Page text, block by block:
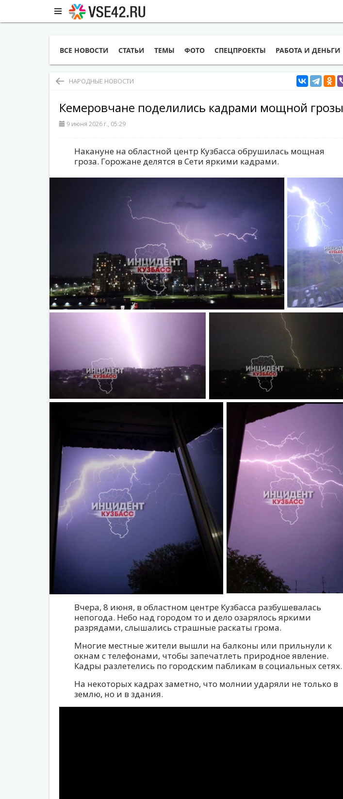
ВСЕ НОВОСТИ СТАТЬИ ТЕМЫ ФОТО СПЕЦПРОЕКТЫ РАБОТА И ДЕНЬГИ
НАРОДНЫЕ НОВОСТИ
Кемеровчане поделились кадрами мощной грозы
9 июня 2026 г., 05:29
Накануне на областной центр Кузбасса обрушилась мощная
гроза. Горожане делятся в Сети яркими кадрами.
Вчера, 8 июня, в областном центре Кузбасса разбушевалась
непогода. Небо над городом то и дело озарялось яркими
разрядами, слышались страшные раскаты грома.
Многие местные жители вышли на балконы или прильнули к
окнам с телефонами, чтобы запечатлеть природное явление.
Кадры разлетелись по городским пабликам в социальных сетях.
На некоторых кадрах заметно, что молнии ударяли не только в
землю, но и в здания.